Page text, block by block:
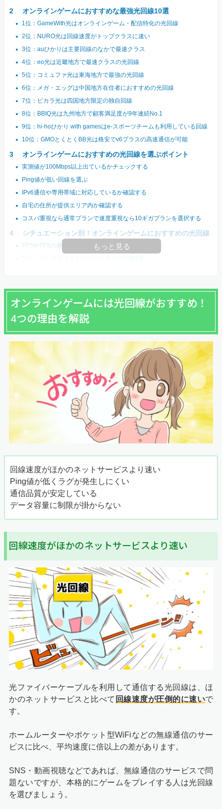
オンラインゲームにおすすめな最強光回線10選
1位：GameWith光はオンラインゲーム・配信特化の光回線
2位：NURO光は回線速度がトップクラスに速い
3位：auひかりは主要回線のなかで最速クラス
4位：eo光は近畿地方で最速クラスの光回線
5位：コミュファ光は東海地方で最強の光回線
6位：メガ・エッグは中国地方在住者におすすめの光回線
7位：ピカラ光は四国地方限定の独自回線
8位：BBIQ光は九州地方で顧客満足度が9年連続No.1
9位：hi-hoひかり with gamesはe-スポーツチームも利用している回線
10位：GMOとくとくBB光は格安でv6プラスの高速通信が可能
オンラインゲームにおすすめの光回線を選ぶポイント
実測値が100Mbps以上出ているかチェックする
Ping値が低い回線を選ぶ
IPv6通信や専用帯域に対応しているか確認する
自宅の住所が提供エリア内か確認する
コスパ重視なら通常プランで速度重視なら10ギガプランを選択する
シチュエーション別！オンラインゲームにおすすめの光回線
FPSやTPSの勝敗にこだわる人向け光回線3選
もっと見る
オンラインゲームには光回線がおすすめ！
4つの理由を解説
回線速度がほかのネットサービスより速い
Ping値が低くラグが発生しにくい
通信品質が安定している
データ容量に制限が掛からない
回線速度がほかのネットサービスより速い
光ファイバーケーブルを利用して通信する光回線は、ほ
かのネットサービスと比べて 回線速度が圧倒的に速いで
す。
ホームルーターやポケット型WiFiなどの無線通信のサー
ビスに比べ、平均速度に倍以上の差があります。
SNS・動画視聴などであれば、無線通信のサービスで問
題ないですが、本格的にゲームをプレイする人は光回線
を選びましょう。